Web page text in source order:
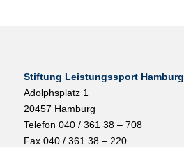
Stiftung Leistungssport Hamburg
Adolphsplatz 1
20457 Hamburg
Telefon 040 / 361 38 – 708
Fax 040 / 361 38 – 220